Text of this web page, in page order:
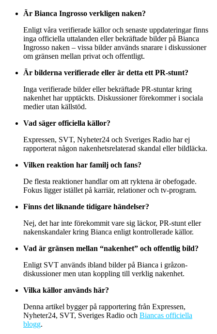
Är Bianca Ingrosso verkligen naken?
Enligt våra verifierade källor och senaste uppdateringar finns
inga officiella uttalanden eller bekräftade bilder på Bianca
Ingrosso naken – vissa bilder används snarare i diskussioner
om gränsen mellan privat och offentligt.
Är bilderna verifierade eller är detta ett PR-stunt?
Inga verifierade bilder eller bekräftade PR-stuntar kring
nakenhet har upptäckts. Diskussioner förekommer i sociala
medier utan källstöd.
Vad säger officiella källor?
Expressen, SVT, Nyheter24 och Sveriges Radio har ej
rapporterat någon nakenhetsrelaterad skandal eller bildläcka.
Vilken reaktion har familj och fans?
De flesta reaktioner handlar om att ryktena är obefogade.
Fokus ligger istället på karriär, relationer och tv-program.
Finns det liknande tidigare händelser?
Nej, det har inte förekommit vare sig läckor, PR-stunt eller
nakenskandaler kring Bianca enligt kontrollerade källor.
Vad är gränsen mellan “nakenhet” och offentlig bild?
Enligt SVT används ibland bilder på Bianca i gråzon-
diskussioner men utan koppling till verklig nakenhet.
Vilka källor används här?
Denna artikel bygger på rapportering från Expressen,
Nyheter24, SVT, Sveriges Radio och Biancas officiella
blogg.